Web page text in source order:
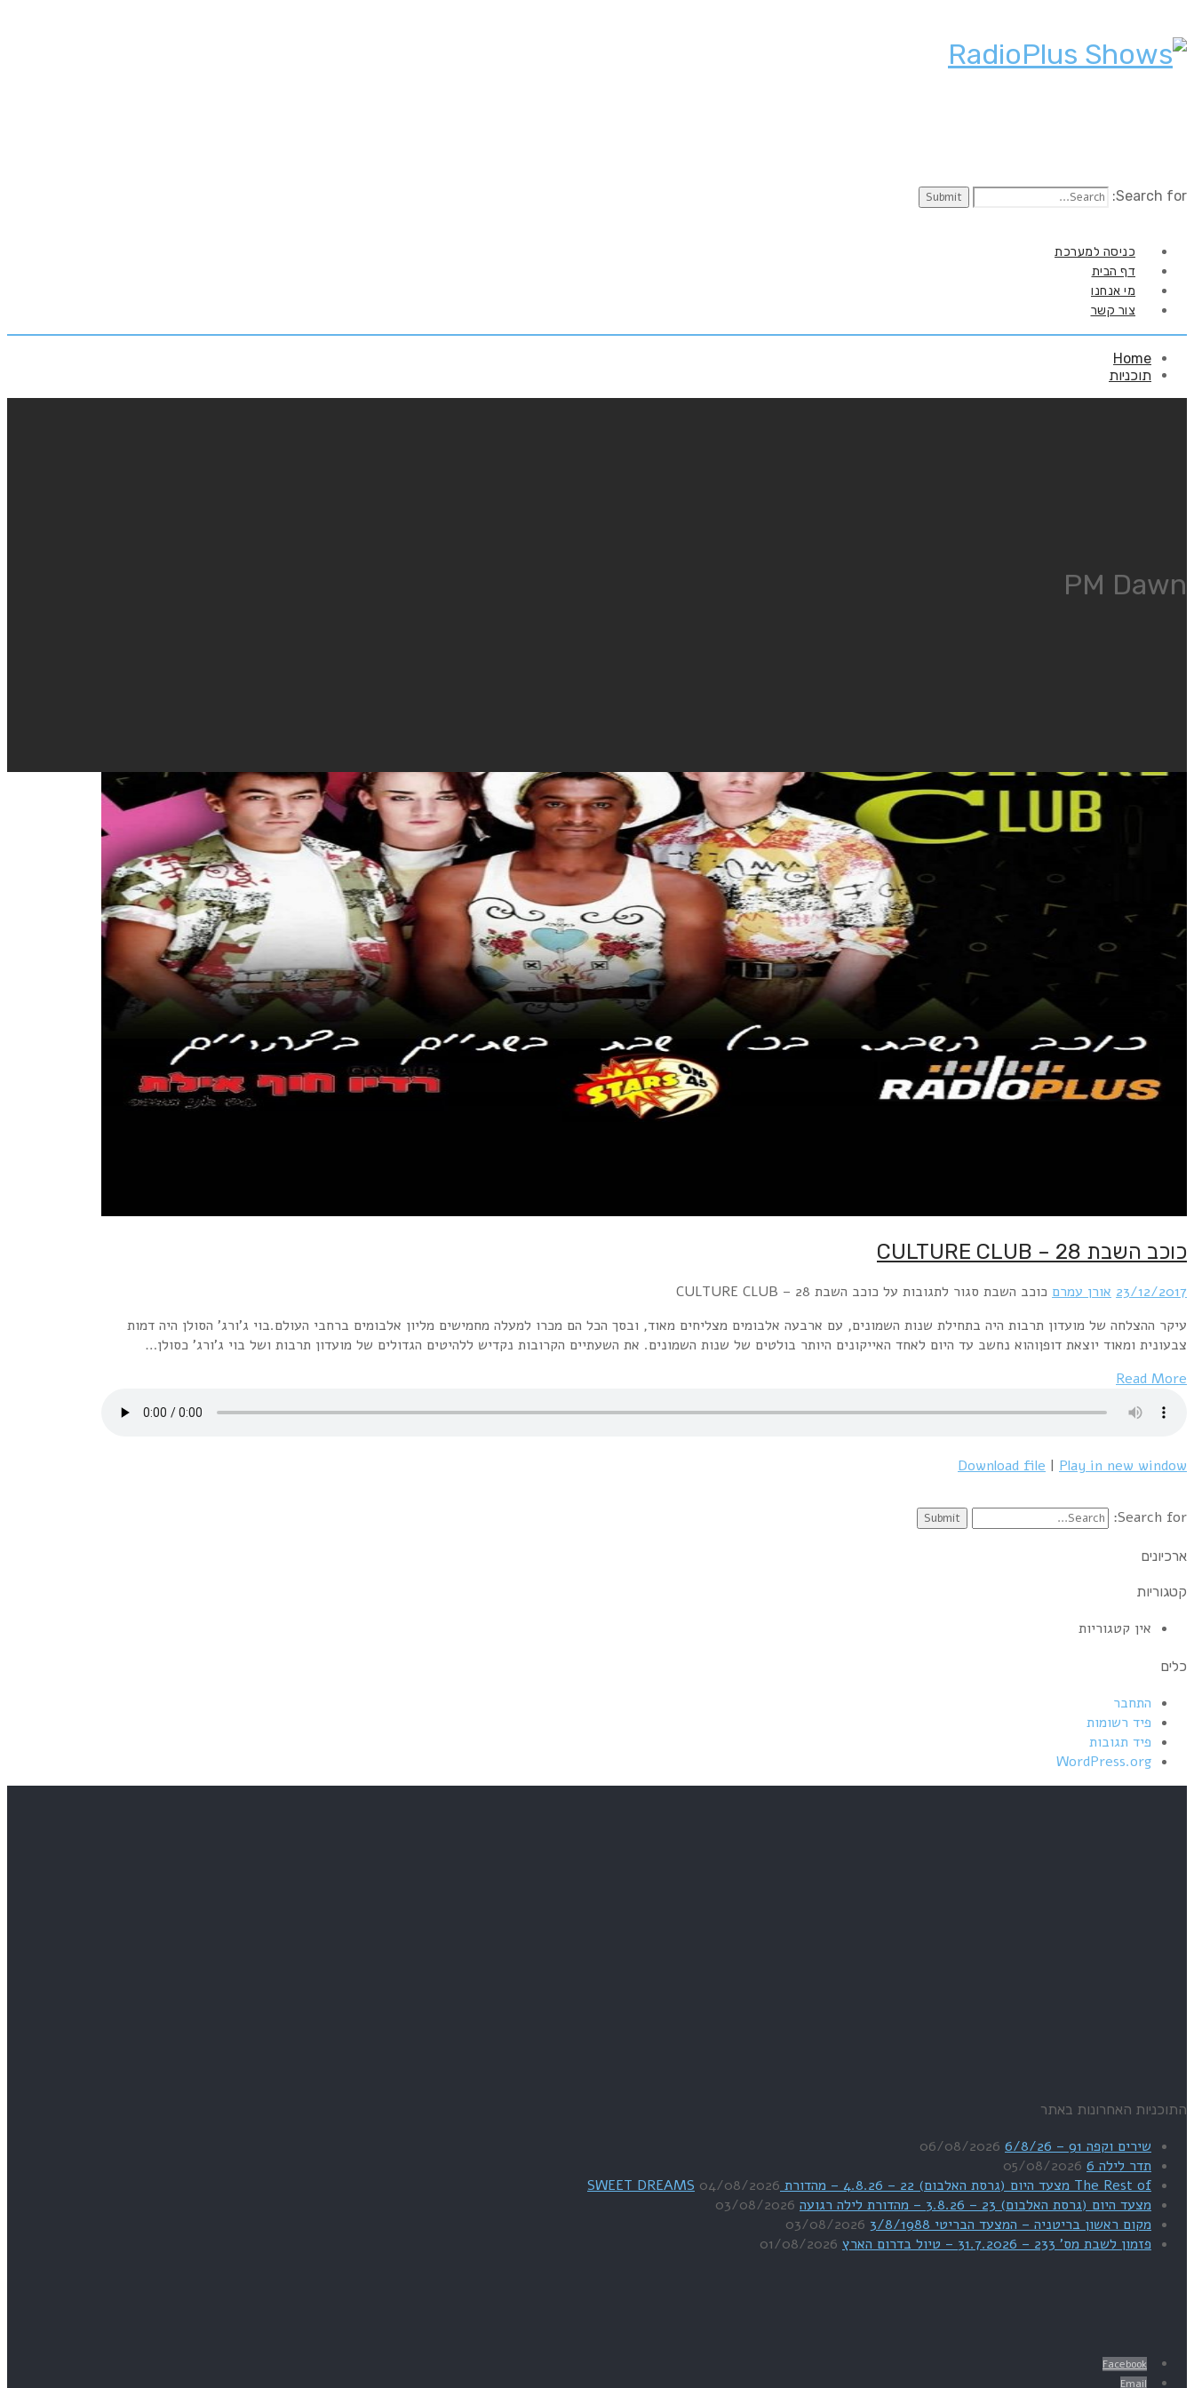
Search for:
כניסה למערכת
דף הבית
מי אנחנו
צור קשר
Home
תוכניות
PM Dawn
כוכב השבת 28 – CULTURE CLUB
23/12/2017 אורן עמרם כוכב השבת סגור לתגובות על כוכב השבת 28 – CULTURE CLUB
עיקר ההצלחה של מועדון תרבות היה בתחילת שנות השמונים, עם ארבעה אלבומים מצליחים מאוד, ובסך הכל הם מכרו למעלה מחמישים מליון אלבומים ברחבי העולם.בוי ג’ורג’ הסולן היה דמות
צבעונית ומאוד יוצאת דופןוהוא נחשב עד היום לאחד האייקונים היותר בולטים של שנות השמונים. את השעתיים הקרובות נקדיש ללהיטים הגדולים של מועדון תרבות ושל בוי ג’ורג’ כסולן…
Read More
Download file | Play in new window
Search for:
ארכיונים
קטגוריות
אין קטגוריות
כלים
התחבר
פיד רשומות
פיד תגובות
WordPress.org
התוכניות האחרונות באתר
שירים וקפה 91 – 6/8/26
06/08/2026
תדר לילה 6
05/08/2026
The Rest of מצעד היום (גרסת האלבום) 22 – 4.8.26 – מהדורת SWEET DREAMS
04/08/2026
מצעד היום (גרסת האלבום) 23 – 3.8.26 – מהדורת לילה רגועה
03/08/2026
מקום ראשון בריטניה – המצעד הבריטי 3/8/1988
03/08/2026
פזמון לשבת מס' 233 – 31.7.2026 – טיול בדרום הארץ
01/08/2026
Facebook
Email